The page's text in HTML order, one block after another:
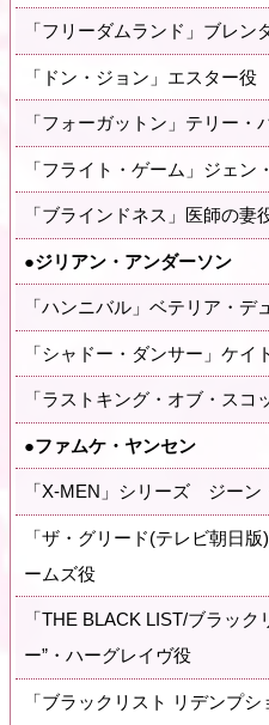
「フリーダムランド」ブレン
「ドン・ジョン」エスター役
「フォーガットン」テリー・
「フライト・ゲーム」ジェン
「ブラインドネス」医師の妻
●ジリアン・アンダーソン
「ハンニバル」ベテリア・デ
「シャドー・ダンサー」ケイ
「ラストキング・オブ・ス
●ファムケ・ヤンセン
「X-MEN」シリーズ ジーン
「ザ・グリード(テレビ朝日
ームズ役
「THE BLACK LIST/ブラッ
ー”・ハーグレイヴ役
「ブラックリスト リデンプ